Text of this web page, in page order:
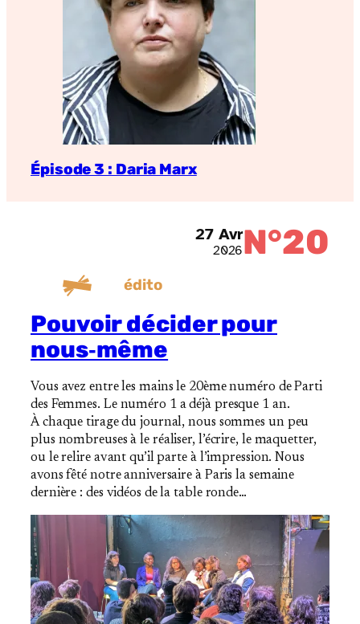
Épisode 3 : Daria Marx
édito
Pouvoir décider pour
nous‐même
27 Avr
2026N°20
Vous avez entre les mains le 20ème numéro de Parti
des Femmes. Le numéro 1 a déjà presque 1 an.
À chaque tirage du journal, nous sommes un peu
plus nombreuses à le réaliser, l’écrire, le maquetter,
ou le relire avant qu’il parte à l’impression. Nous
avons fêté notre anniversaire à Paris la semaine
dernière : des vidéos de la table ronde…